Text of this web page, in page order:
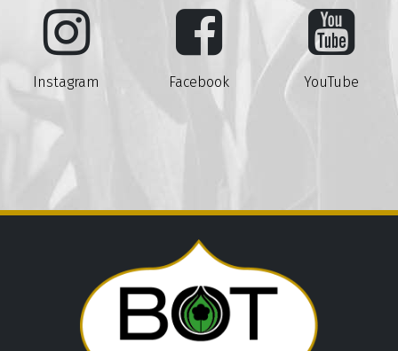
Instagram Facebook YouTube